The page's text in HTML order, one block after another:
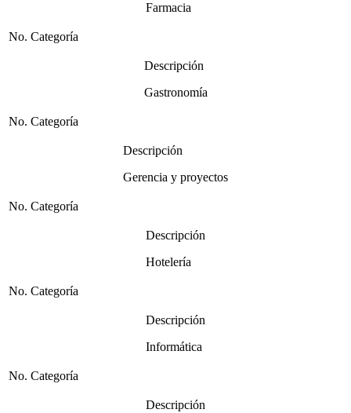
Farmacia
No. Categoría
Descripción
Gastronomía
No. Categoría
Descripción
Gerencia y proyectos
No. Categoría
Descripción
Hotelería
No. Categoría
Descripción
Informática
No. Categoría
Descripción